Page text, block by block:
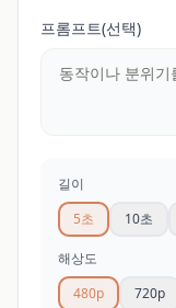
프롬프트(선택)
길이
5초
10초
해상도
480p
720p